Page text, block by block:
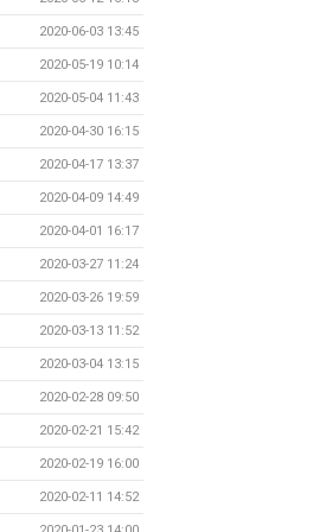
2020-06-03 13:45
2020-05-19 10:14
2020-05-04 11:43
2020-04-30 16:15
2020-04-17 13:37
2020-04-09 14:49
2020-04-01 16:17
2020-03-27 11:24
2020-03-26 19:59
2020-03-13 11:52
2020-03-04 13:15
2020-02-28 09:50
2020-02-21 15:42
2020-02-19 16:00
2020-02-11 14:52